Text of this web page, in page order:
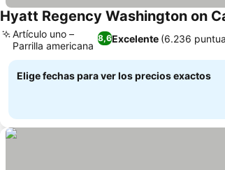
Hyatt Regency Washington on
8,6Excelente (6.236
Artículo uno –
Parrilla americana
Elige fechas para ver los precios exactos